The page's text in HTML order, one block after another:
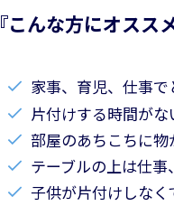
『こんな方にオスス
家事、育児、仕事
片付けする時間がな
部屋のあちこちに物
テーブルの上は仕
子供が片付けしなく